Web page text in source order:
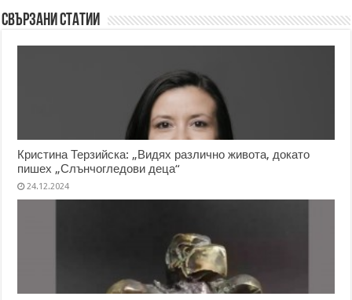
Свързани статии
Кристина Терзийска: „Видях различно живота, докато
пишех „Слънчогледови деца“
24.12.2024